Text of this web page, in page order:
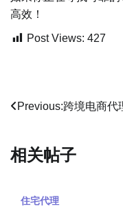
高效！
Post Views: 427
文
导
Previous:跨境电商代
相关帖子
住宅代理